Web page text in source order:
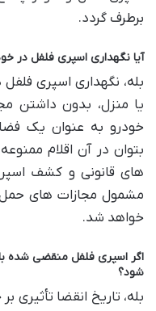
برطرف گردد.
آیا نگهداری اسپری فلفل در
بله، نگهداری اسپری
یا منزل، بدون داشتن
خودرو به عنوان یک
بتوان در آن اقلام
های قانونی و کشف
مشمول مجازات های حمل
خواهد شد.
اگر اسپری فلفل منقضی شده
شود؟
بله، تاریخ انقضا تأثیری